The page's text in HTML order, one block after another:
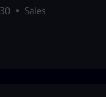
• Sales